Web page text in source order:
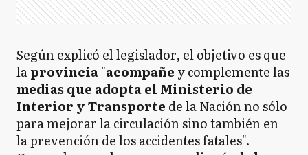
Según explicó el legislador, el objetivo es que
laprovincia"acompañe y complemente las
medias que adopta el Ministerio de
Interior y Transporte de la Nación no sólo
para mejorar la circulación sino también en
la prevención de los accidentes fatales".